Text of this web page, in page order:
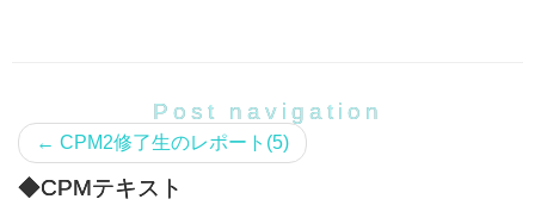
とショックとともに自分を責めて自信もなくなりそう
になりました。
パラレルワールドに行くことを日々楽しみながら創造
している今日この頃です。
どんどん看護師の仕事を減らして、
本当にやりたいサロンのお仕事が増えて
また私のインナーチャイルドが暴れ出しました。
◆これからマスターコースを受けるみなさまへ
わたしはマスターコースを受けて良かったと思いま
旦那様は身長が高くて、
イケメンで笑顔が可愛い愛らし人。
大企業に勤めていて理系の職についている人。
ＣＰＭを進めるうちに、
私の中に、完璧を求める自分、
学んでいる最中はわくわくしているのに、
仕事に行ったり友達と会ったりテレビを見たりしてい
と言ってくれたので、
いくらか救われたのを覚えています。
ぼんやり概念だけを学んでいたように思います。
Post navigation
← CPM2修了生のレポート(5)
◆CPMテキスト